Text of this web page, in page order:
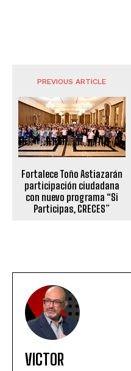
PREVIOUS ARTICLE
Fortalece Toño Astiazarán
participación ciudadana
con nuevo programa “Si
Participas, CRECES”
VICTOR